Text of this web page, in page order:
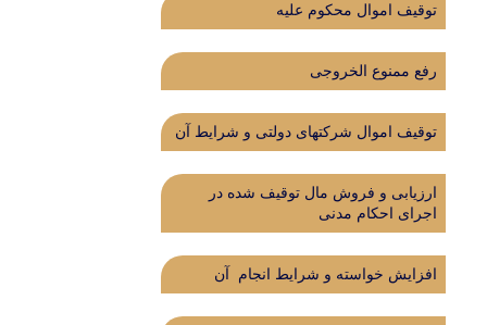
توقیف اموال محکوم علیه
رفع ممنوع الخروجی
توقیف اموال شرکتهای دولتی و شرایط آن
ارزیابی و فروش مال توقیف شده در
اجرای احکام مدنی
افزایش خواسته و شرایط انجام آن